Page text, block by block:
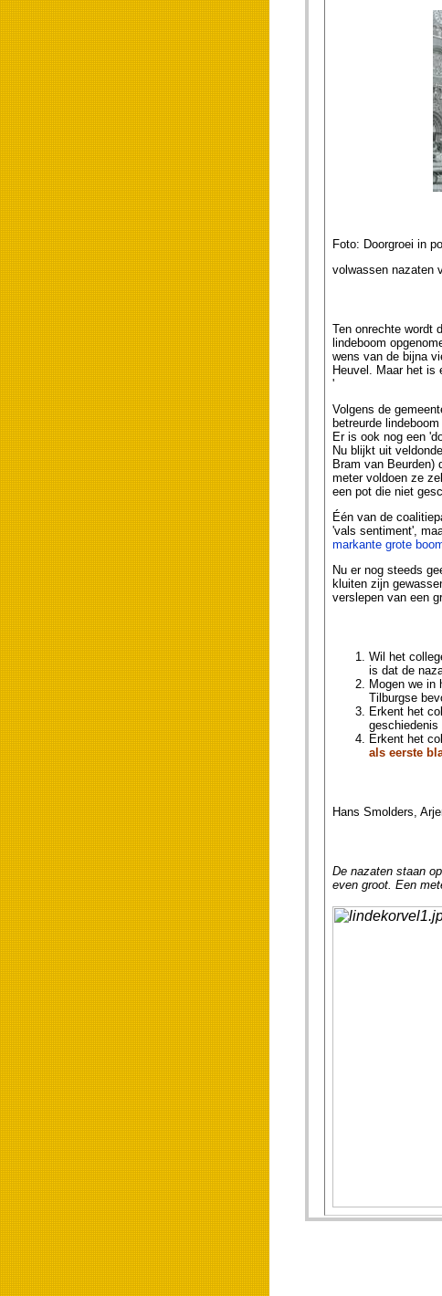
Foto: Doorgroei in
volwassen nazaten
Ten onrechte wordt
lindeboom
wens van de bijna
Heuvel. Maar het is
'
Volgens de
betreurde
Er is ook nog een
Nu blijkt uit
Bram van Beurden)
meter voldoen ze
een pot die niet
Één van de
'vals sentiment',
markante grote
Nu er nog steeds
kluiten zijn
verslepen van een
Wil het
is dat de
Mogen we in
Tilburgse
Erkent het
Erkent het
als eerste
Hans Smolders,
De nazaten staan
even groot. Een